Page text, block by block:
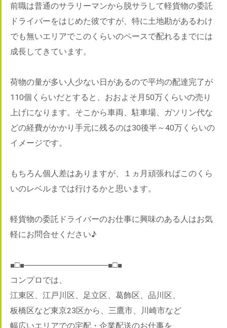
前職は普通のサラリーマンから脱サラして軽貨物の委託
ドライバーをはじめた彼ですが、特に土地勘があるわけ
でも無いエリアでこのくらいのペースで配れるまでには
成長してきています。
荷物の量が多い人少ない日があるので平均の配達完了が
110個くらいだとすると、おおよそ月50万くらいの売り
上げになります。そこから車両、駐車場、ガソリン代な
どの経費がかかり手元に残るのは30後半～40万くらいの
イメージです。
もちろん個人差はありますが、１ヵ月頑張ればこのくら
いのレベルまでは行けるかと思います。
軽貨物の委託ドライバーのお仕事に興味のある人はお気
軽にお問合せください♪
■□■───────────────■□■
コンプロでは、
江東区、江戸川区、足立区、葛飾区、品川区、
板橋区など東京23区から、三鷹市、川崎市など
幅広いエリアでの宅配・企業配送のお仕事を